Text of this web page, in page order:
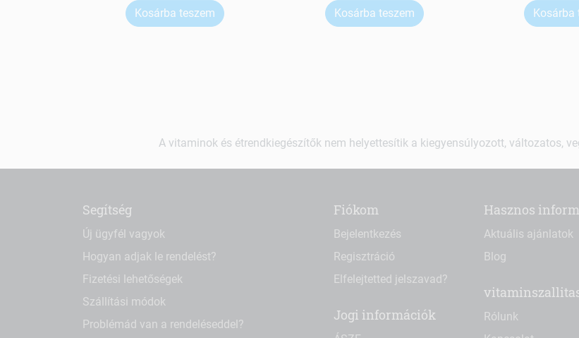
Kosárba teszem Kosárba teszem Kosárba
A vitaminok és étrendkiegészítők nem helyettesítik a kiegyensúlyozott, változatos,
Segítség
Új ügyfél vagyok
Hogyan adjak le rendelést?
Fizetési lehetőségek
Szállítási módok
Problémád van a rendeléseddel?
Fiókom
Bejelentkezés
Regisztráció
Elfelejtetted jelszavad?
Jogi információk
Hasznos
Aktuális ajánlatok
Blog
Rólunk